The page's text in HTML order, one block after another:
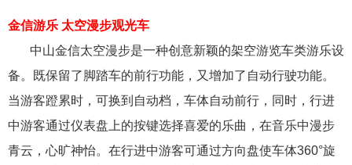
金信游乐 太空漫步观光车
中山金信太空漫步是一种创意新颖的架空游览车类游乐设
备。既保留了脚踏车的前行功能，又增加了自动行驶功能。
当游客蹬累时，可换到自动档，车体自动前行，同时，行进
中游客通过仪表盘上的按键选择喜爱的乐曲，在音乐中漫步
青云，心旷神怡。在行进中游客可通过方向盘使车体360°旋